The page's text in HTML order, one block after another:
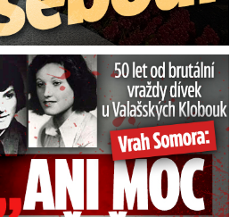
Těla dívek vrah ukryl na skládce